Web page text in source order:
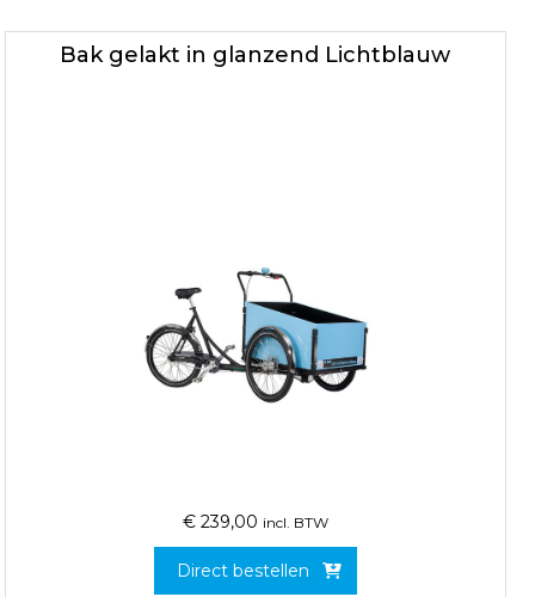
Bak gelakt in glanzend Lichtblauw
€ 239,00 incl. BTW
Direct bestellen